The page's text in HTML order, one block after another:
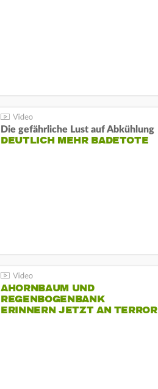
Die gefährliche Lust auf Abkühlung
DEUTLICH MEHR BADETOTE
AHORNBAUM UND
REGENBOGENBANK
ERINNERN JETZT AN TERROR